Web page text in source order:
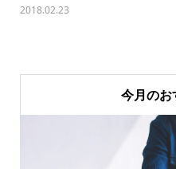
2018.02.23
今月のお